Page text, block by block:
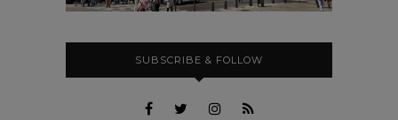
SUBSCRIBE & FOLLOW